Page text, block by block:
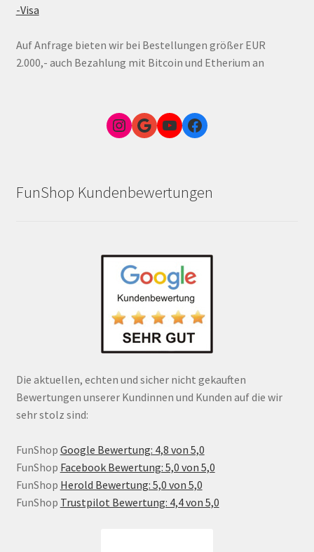
-Visa
Auf Anfrage bieten wir bei Bestellungen größer EUR
2.000,- auch Bezahlung mit Bitcoin und Etherium an
Instagram
Google Link zum FunShop WienYouTubeFacebook
FunShop Kundenbewertungen
Die aktuellen, echten und sicher nicht gekauften
Bewertungen unserer Kundinnen und Kunden auf die wir
sehr stolz sind:
FunShop Google Bewertung: 4,8 von 5,0
FunShop Facebook Bewertung: 5,0 von 5,0
FunShop Herold Bewertung: 5,0 von 5,0
FunShop Trustpilot Bewertung: 4,4 von 5,0